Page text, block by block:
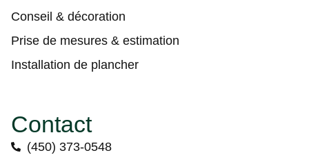
Conseil & décoration
Prise de mesures & estimation
Installation de plancher
Contact
(450) 373-0548